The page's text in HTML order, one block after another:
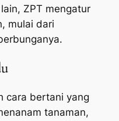
ZPT mengatur
mulai dari
cara bertani yang
tanaman,